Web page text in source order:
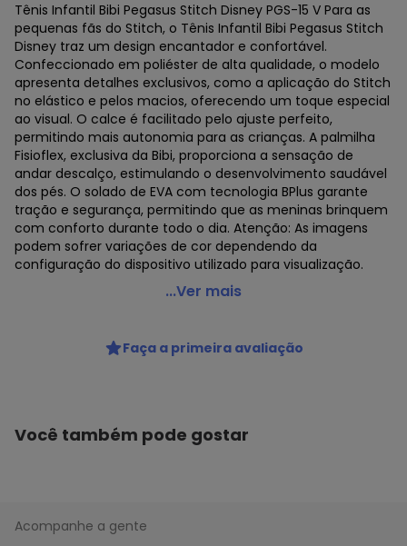
Tênis Infantil Bibi Pegasus Stitch Disney PGS-15 V Para as
pequenas fãs do Stitch, o Tênis Infantil Bibi Pegasus Stitch
Disney traz um design encantador e confortável.
Confeccionado em poliéster de alta qualidade, o modelo
apresenta detalhes exclusivos, como a aplicação do Stitch
no elástico e pelos macios, oferecendo um toque especial
ao visual. O calce é facilitado pelo ajuste perfeito,
permitindo mais autonomia para as crianças. A palmilha
Fisioflex, exclusiva da Bibi, proporciona a sensação de
andar descalço, estimulando o desenvolvimento saudável
dos pés. O solado de EVA com tecnologia BPlus garante
tração e segurança, permitindo que as meninas brinquem
com conforto durante todo o dia. Atenção: As imagens
podem sofrer variações de cor dependendo da
configuração do dispositivo utilizado para visualização.
Bibi - Tênis Infantil Bibi Pegasus Stitch Disney Azul Azul
Histórico de preços
agosto/2026
julho/2026
fevereiro/2026
...Ver mais
Faça a primeira avaliação
Você também pode gostar
Acompanhe a gente